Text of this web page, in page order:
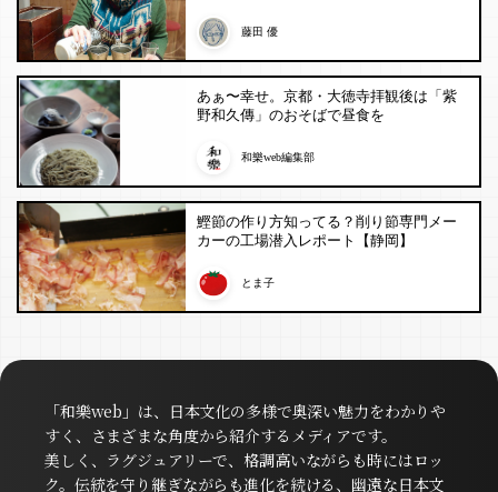
藤田 優
あぁ〜幸せ。京都・大徳寺拝観後は「紫
野和久傳」のおそばで昼食を
和樂web編集部
鰹節の作り方知ってる？削り節専門メー
カーの工場潜入レポート【静岡】
とま子
「和樂web」は、日本文化の多様で奥深い魅力をわかりや
すく、さまざまな角度から紹介するメディアです。
美しく、ラグジュアリーで、格調高いながらも時にはロッ
ク。伝統を守り継ぎながらも進化を続ける、幽遠な日本文